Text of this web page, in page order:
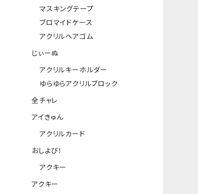
マスキングテープ
ブロマイドケース
アクリルヘアゴム
じぃーぬ
アクリルキーホルダー
ゆらゆらアクリルブロック
全チャレ
アイきゅん
アクリルカード
おしよび！
アクキー
アクキー